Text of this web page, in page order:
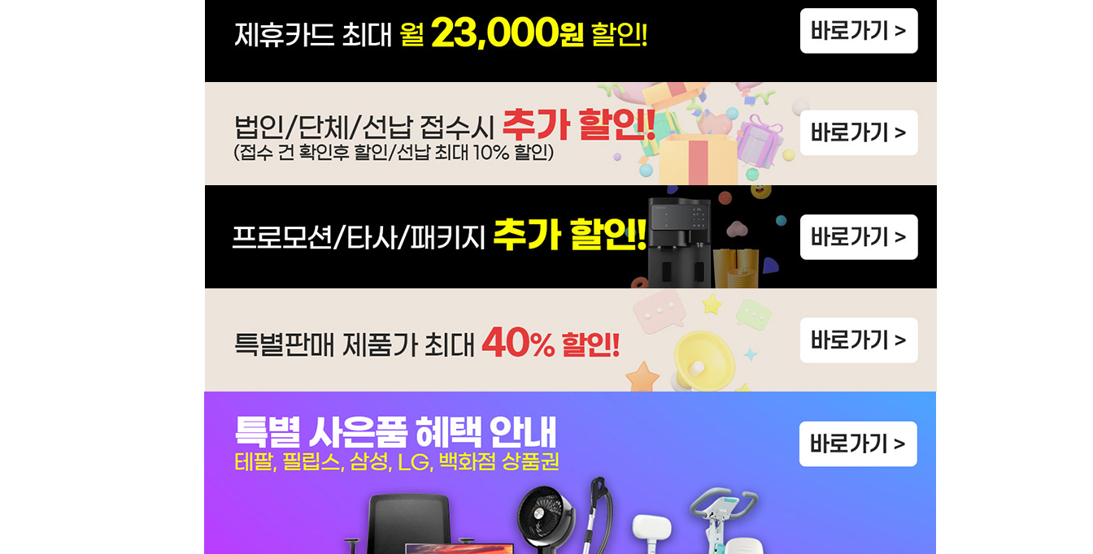
WI-60C9600CM | 52,900 WF-80S9600M | 63,900
AP-11U6550 | 28,900 CHA-G500A | 28,900
AP-08U5550-7V1 | 28,900 CHA-310BA | 24,900
CHDH-120JA | 29,900 AH-12H6050 | 27,900
AP-10H4553 | 23,900